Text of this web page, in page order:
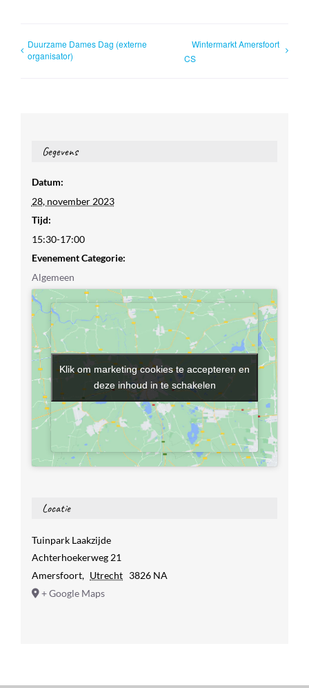
Duurzame Dames Dag (externe
organisator)
Wintermarkt Amersfoort
CS
Gegevens
Datum:
28, november 2023
Tijd:
15:30-17:00
Evenement Categorie:
Algemeen
Locatie
Tuinpark Laakzijde
Achterhoekerweg 21
Amersfoort, Utrecht 3826 NA
+ Google Maps
Klik om marketing cookies te accepteren en
deze inhoud in te schakelen
Klik om marketing cookies te accepteren en
deze inhoud in te schakelen